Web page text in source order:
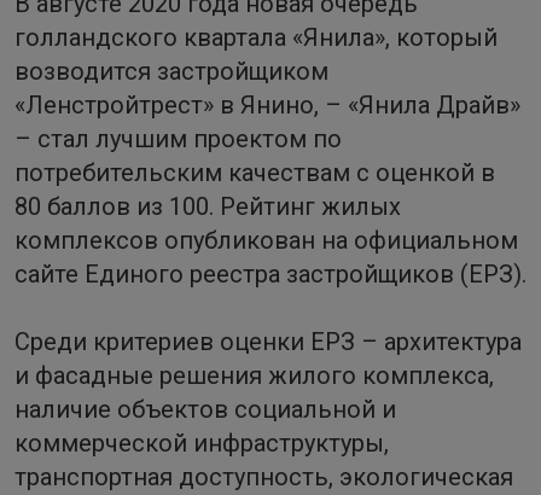
голландского квартала «Янила», который
возводится застройщиком
«Ленстройтрест» в Янино, – «Янила Драйв»
– стал лучшим проектом по
потребительским качествам с оценкой в
80 баллов из 100. Рейтинг жилых
комплексов опубликован на официальном
сайте Единого реестра застройщиков (ЕРЗ).
Среди критериев оценки ЕРЗ – архитектура
и фасадные решения жилого комплекса,
наличие объектов социальной и
коммерческой инфраструктуры,
транспортная доступность, экологическая